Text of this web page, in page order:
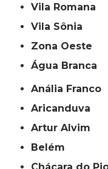
Vila Romana
Vila Sônia
Zona Oeste
Água Branca
Anália Franco
Aricanduva
Artur Alvim
Belém